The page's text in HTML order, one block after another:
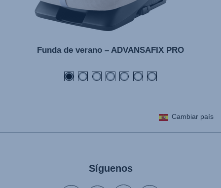
Funda de verano – ADVANSAFIX PRO
Cambiar país
Síguenos